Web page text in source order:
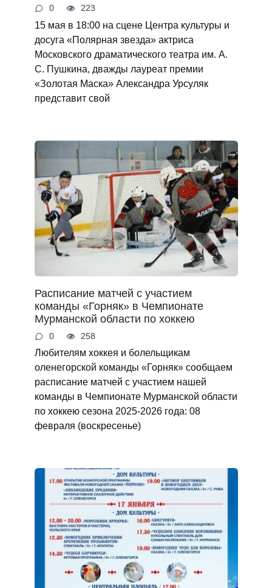
0 223
15 мая в 18:00 на сцене Центра культуры и
досуга «Полярная звезда» актриса
Московского драматического театра им. А.
С. Пушкина, дважды лауреат премии
«Золотая Маска» Александра Урсуляк
представит свой
Расписание матчей с участием
команды «Горняк» в Чемпионате
Мурманской области по хоккею
0 258
Любителям хоккея и болельщикам
оленегорской команды «Горняк» сообщаем
расписание матчей с участием нашей
команды в Чемпионате Мурманской области
по хоккею сезона 2025-2026 года: 08
февраля (воскресенье)